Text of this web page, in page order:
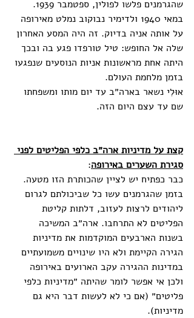
שהגרמנים פלשו לפולין, ספטמבר 1939.
במאי 1940 ולדימיר נבוקוב נמלט מאירופה
על אותה אניה בדיוק. זה היה המסע האחרון
שלה אל החופש: טיל טורפדו פגע בה ובכך
היתה אחת מראשונות אניות הנוסעים שנפגעו
בזמן מלחמת העולם.
אוּלִי נשאר בארה״ב עד יום מותו ומשפחתו
שם עד עצם היום הזה.
קצת על מדיניות ארה״ב כלפי הפליטים לפני
סגירת השערים באירופה:
כבר כפתיח יש לציין שהכותרת הזו מטעה.
בזמן שהגרמנים עשו כל שביכולתם לגרום
ליהודים לרצות לעזוב, דלתות קליטת
הפליטים לא התרחבו. ארה״ב המשיכה
בשנות הארבעים המוקדמות את מדיניות
הגירה הקיימת ולא היו שינויים משמועתיים
במדינות ההגירה עקב הארועים באירופה
ולכן אי אפשר לומר שהיתה ״מדיניות כלפי
פליטים״ (אם כי לא לעשות דבר היא גם
מדיניות).